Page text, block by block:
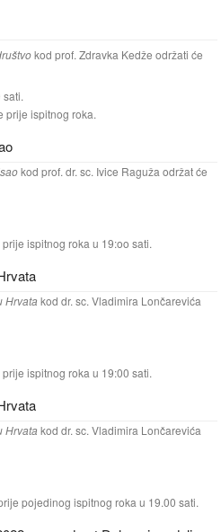
kod prof. Zdravka Kedže održati će
prije ispitnog roka.
kod prof. dr. sc. Ivice Raguža održat će
ispitnog roka u 19:oo sati.
Hrvata kod dr. sc. Vladimira Lončarevića
ispitnog roka u 19:00 sati.
Hrvata kod dr. sc. Vladimira Lončarevića
pojedinog ispitnog roka u 19.00 sati.